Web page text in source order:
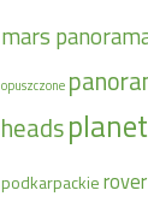
mars
opuszczone
heads
podkarpackie rover